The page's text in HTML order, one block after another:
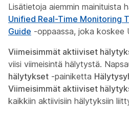
Lisätietoja aiemmin mainituista
Unified Real-Time Monitoring
Guide -oppaassa, joka koskee
Viimeisimmät aktiiviset
viisi viimeisintä hälytystä.
hälytykset -painiketta
Viimeisimmät aktiiviset
kaikkiin aktiivisiin hälytyksiin